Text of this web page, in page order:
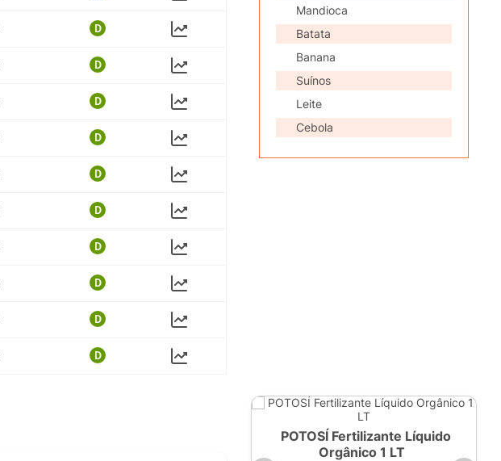
Mandioca
Batata
Banana
Suínos
Leite
Cebola
POTOSÍ Fertilizante Líquido
Orgânico 1 LT